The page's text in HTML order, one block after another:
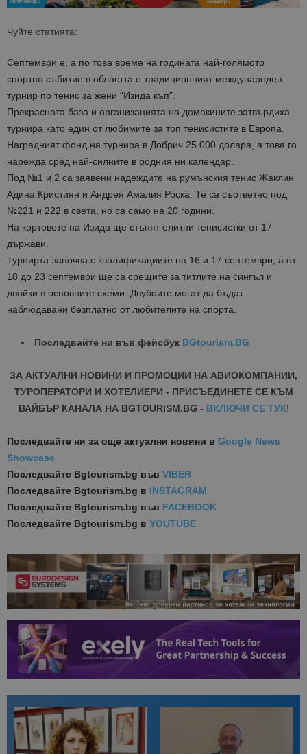
Чуйте статията:
Септември е, а по това време на годината най-голямото
спортно събитие в областта е традиционният международен
турнир по тенис за жени “Изида къп”.
Прекрасната база и организацията на домакините затвърдиха
турнира като един от любимите за топ тенисистите в Европа.
Наградният фонд на турнира в Добрич 25 000 долара, а това го
нарежда сред най-силните в родния ни календар.
Под №1 и 2 са заявени надеждите на румънския тенис Жаклин
Адина Кристиян и Андрея Амалия Роска. Те са съответно под
№221 и 222 в света, но са само на 20 години.
На кортовете на Изида ще стъпят елитни тенисистки от 17
държави.
Турнирът започва с квалификациите на 16 и 17 септември, а от
18 до 23 септември ще са срещите за титлите на сингъл и
двойки в основните схеми. Двубоите могат да бъдат
наблюдавани безплатно от любителите на спорта.
Последвайте ни във фейсбук BGtourism.BG
ЗА АКТУАЛНИ НОВИНИ И ПРОМОЦИИ НА АВИОКОМПАНИИ,
ТУРОПЕРАТОРИ И ХОТЕЛИЕРИ - ПРИСЪЕДИНЕТЕ СЕ КЪМ
ВАЙБЪР КАНАЛА НА BGTOURISM.BG - ВКЛЮЧИ СЕ ТУК!
Последвайте ни за още актуални новини в Google News
Showcase
Последвайте Bgtourism.bg във VIBER
Последвайте Bgtourism.bg в INSTAGRAM
Последвайте Bgtourism.bg във FACEBOOK
Последвайте Bgtourism.bg в YOUTUBE